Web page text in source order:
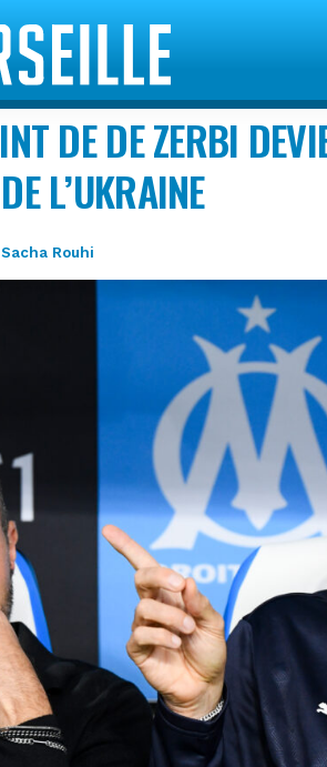
DE DE ZERBI
L’UKRAINE
Sacha Rouhi